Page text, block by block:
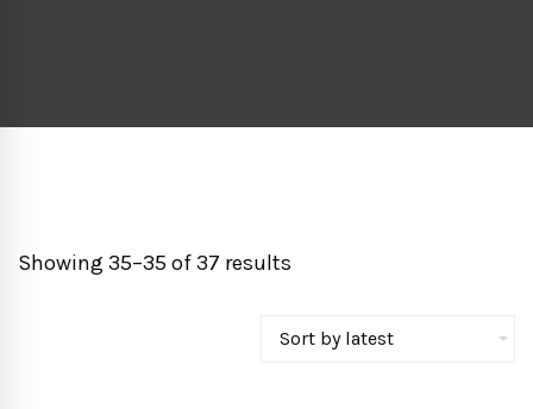
Showing 35–35 of 37 results